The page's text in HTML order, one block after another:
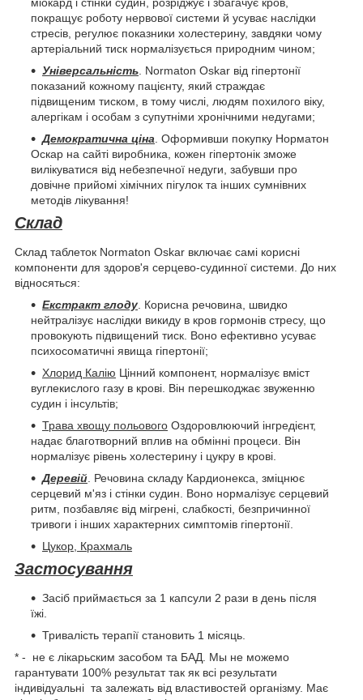
міокард і стінки судин, розріджує і збагачує кров,
покращує роботу нервової системи й усуває наслідки
стресів, регулює показники холестерину, завдяки чому
артеріальний тиск нормалізується природним чином;
Універсальність. Normaton Oskar від гіпертонії
показаний кожному пацієнту, який страждає
підвищеним тиском, в тому числі, людям похилого віку,
алергікам і особам з супутніми хронічними недугами;
Демократична ціна. Оформивши покупку Норматон
Оскар на сайті виробника, кожен гіпертонік зможе
вилікуватися від небезпечної недуги, забувши про
довічне прийомі хімічних пігулок та інших сумнівних
методів лікування!
Склад
Склад таблеток Normaton Oskar включає самі корисні
компоненти для здоров'я серцево-судинної системи. До них
відносяться:
Екстракт глоду . Корисна речовина, швидко
нейтралізує наслідки викиду в кров гормонів стресу, що
провокують підвищений тиск. Воно ефективно усуває
психосоматичні явища гіпертонії;
Хлорид Калію Цінний компонент, нормалізує вміст
вуглекислого газу в крові. Він перешкоджає звуженню
судин і інсультів;
Трава хвощу польового Оздоровлюючий інгредієнт,
надає благотворний вплив на обмінні процеси. Він
нормалізує рівень холестерину і цукру в крові.
Деревій . Речовина складу Кардионекса, зміцнює
серцевий м'яз і стінки судин. Воно нормалізує серцевий
ритм, позбавляє від мігрені, слабкості, безпричинної
тривоги і інших характерних симптомів гіпертонії.
Цукор, Крахмаль
Застосування
Засіб приймається за 1 капсули 2 рази в день після
їжі.
Тривалість терапії становить 1 місяць.
* - не є лікарьским засобом та БАД. Мы не можемо
гарантувати 100% результат так як всі результати
індивідуальні та залежать від властивостей організму. Має